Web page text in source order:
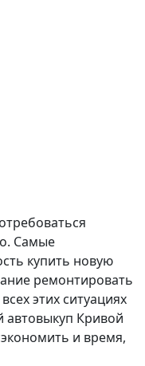
Самые
купить новую
ремонтировать
этих ситуациях
автовыкуп Кривой
и время,